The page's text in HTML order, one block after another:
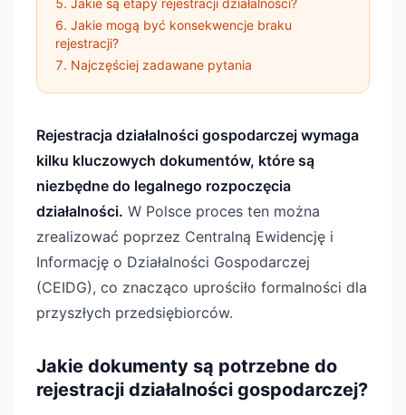
Jakie są etapy rejestracji działalności?
Jakie mogą być konsekwencje braku
rejestracji?
Najczęściej zadawane pytania
Rejestracja działalności gospodarczej wymaga
kilku kluczowych dokumentów, które są
niezbędne do legalnego rozpoczęcia
działalności. W Polsce proces ten można
zrealizować poprzez Centralną Ewidencję i
Informację o Działalności Gospodarczej
(CEIDG), co znacząco uprościło formalności dla
przyszłych przedsiębiorców.
Jakie dokumenty są potrzebne do
rejestracji działalności gospodarczej?